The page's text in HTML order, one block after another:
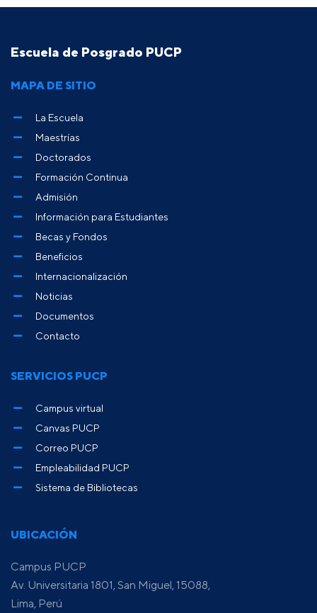
Escuela de Posgrado PUCP
UBICACIÓN
Campus PUCP
Av. Universitaria 1801, San Miguel, 15088,
Lima, Perú
MAPA DE SITIO
La Escuela
Maestrías
Doctorados
Formación Continua
Admisión
Información para Estudiantes
Becas y Fondos
Beneficios
Internacionalización
Noticias
Documentos
Contacto
SERVICIOS PUCP
Campus virtual
Canvas PUCP
Correo PUCP
Empleabilidad PUCP
Sistema de Bibliotecas